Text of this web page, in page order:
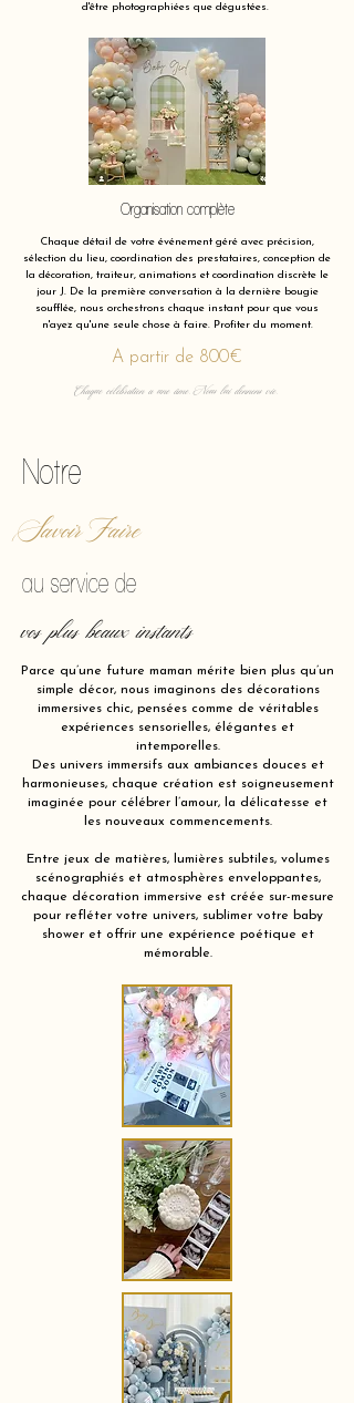
d'être photographiées que dégustées.
Organisation complète
Chaque détail de votre événement géré avec précision,
sélection du lieu, coordination des prestataires, conception de
la décoration, traiteur, animations et coordination discrète le
jour J. De la première conversation à la dernière bougie
soufflée, nous orchestrons chaque instant pour que vous
n'ayez qu'une seule chose à faire. Profiter du moment.
A partir de 800€
Chaque célébration a une âme. Nous lui donnons vie.
Notre
Savoir Faire
au service de
vos plus beaux instants
Parce qu’une future maman mérite bien plus qu’un
simple décor, nous imaginons des décorations
immersives chic, pensées comme de véritables
expériences sensorielles, élégantes et
intemporelles.
Des univers immersifs aux ambiances douces et
harmonieuses, chaque création est soigneusement
imaginée pour célébrer l’amour, la délicatesse et
les nouveaux commencements.
Entre jeux de matières, lumières subtiles, volumes
scénographiés et atmosphères enveloppantes,
chaque décoration immersive est créée sur-mesure
pour refléter votre univers, sublimer votre baby
shower et offrir une expérience poétique et
mémorable.